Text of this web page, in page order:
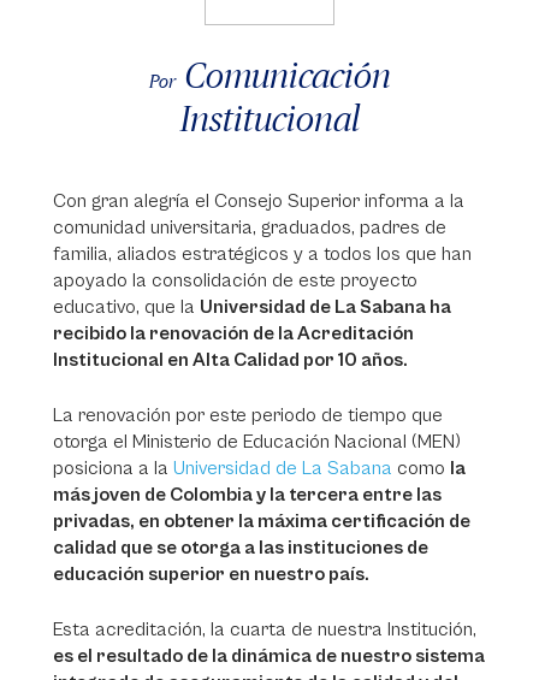
Por Comunicación
Institucional
Con gran alegría el Consejo Superior informa a la
comunidad universitaria, graduados, padres de
familia, aliados estratégicos y a todos los que han
apoyado la consolidación de este proyecto
educativo, que la Universidad de La Sabana ha
recibido la renovación de la Acreditación
Institucional en Alta Calidad por 10 años.
La renovación por este periodo de tiempo que
otorga el Ministerio de Educación Nacional (MEN)
posiciona a la Universidad de La Sabana como la
más joven de Colombia y la tercera entre las
privadas, en obtener la máxima certificación de
calidad que se otorga a las instituciones de
educación superior en nuestro país.
Esta acreditación, la cuarta de nuestra Institución,
es el resultado de la dinámica de nuestro sistema